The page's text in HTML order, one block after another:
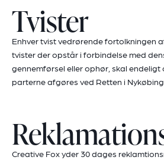
Tvister
Enhver tvist vedrørende fortolkningen
tvister der opstår i forbindelse med
gennemførsel eller ophør, skal
parterne afgøres ved Retten i Nykøbing
Creative Fox yder 30 dages